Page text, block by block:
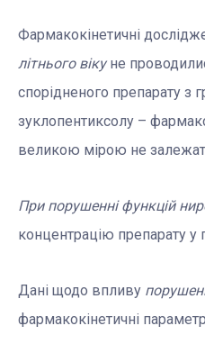
Фармакокінетичні
літнього вікуне
спорідненого препарату з
зуклопентиксолу –
великою мірою не залежать
При порушенні функцій
концентрацію препарату у
Дані щодо впливу
фармакокінетичні